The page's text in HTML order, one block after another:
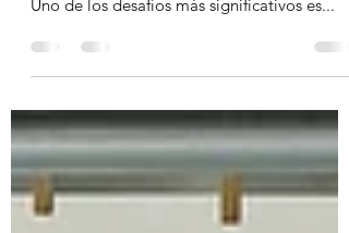
Introducción: Criar hijos es un viaje único y
Uno de los desafíos más significativos es...